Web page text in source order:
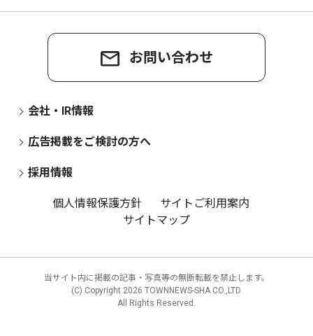
お問い合わせ
会社・IR情報
広告掲載をご検討の方へ
採用情報
個人情報保護方針
サイトご利用案内
サイトマップ
当サイト内に掲載の記事・写真等の無断転載を禁止します。
(C) Copyright 2026 TOWNNEWS-SHA CO.,LTD.
All Rights Reserved.